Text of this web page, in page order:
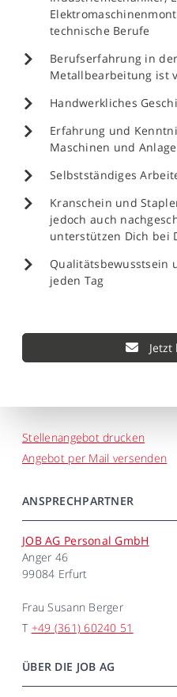
technische Berufe
Berufserfahrung in
Metallbearbeitung ist
Handwerkliches
Erfahrung und
Maschinen und
Selbstständiges
Kranschein und
jedoch auch
unterstützen Dich bei
Qualitätsbewusstsein
jeden Tag
Stellenangebot drucken
Angebot per Mail versenden
ANSPRECHPARTNER
JOB AG Personal GmbH
Anger 46
99084 Erfurt
Frau Susann Berger
T +49 (361) 60240 51
ÜBER DIE JOB AG